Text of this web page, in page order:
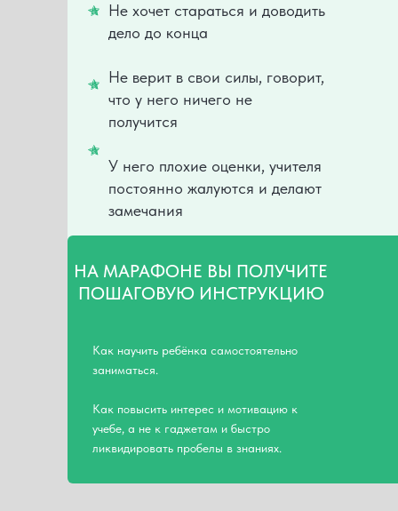
Не хочет стараться и доводить
дело до конца
Не верит в свои силы, говорит,
что у него ничего не
получится
У него плохие оценки, учителя
постоянно жалуются и делают
замечания
НА МАРАФОНЕ ВЫ ПОЛУЧИТЕ
ПОШАГОВУЮ ИНСТРУКЦИЮ
Как научить ребёнка самостоятельно
заниматься.
Как повысить интерес и мотивацию к
учебе, а не к гаджетам и быстро
ликвидировать пробелы в знаниях.